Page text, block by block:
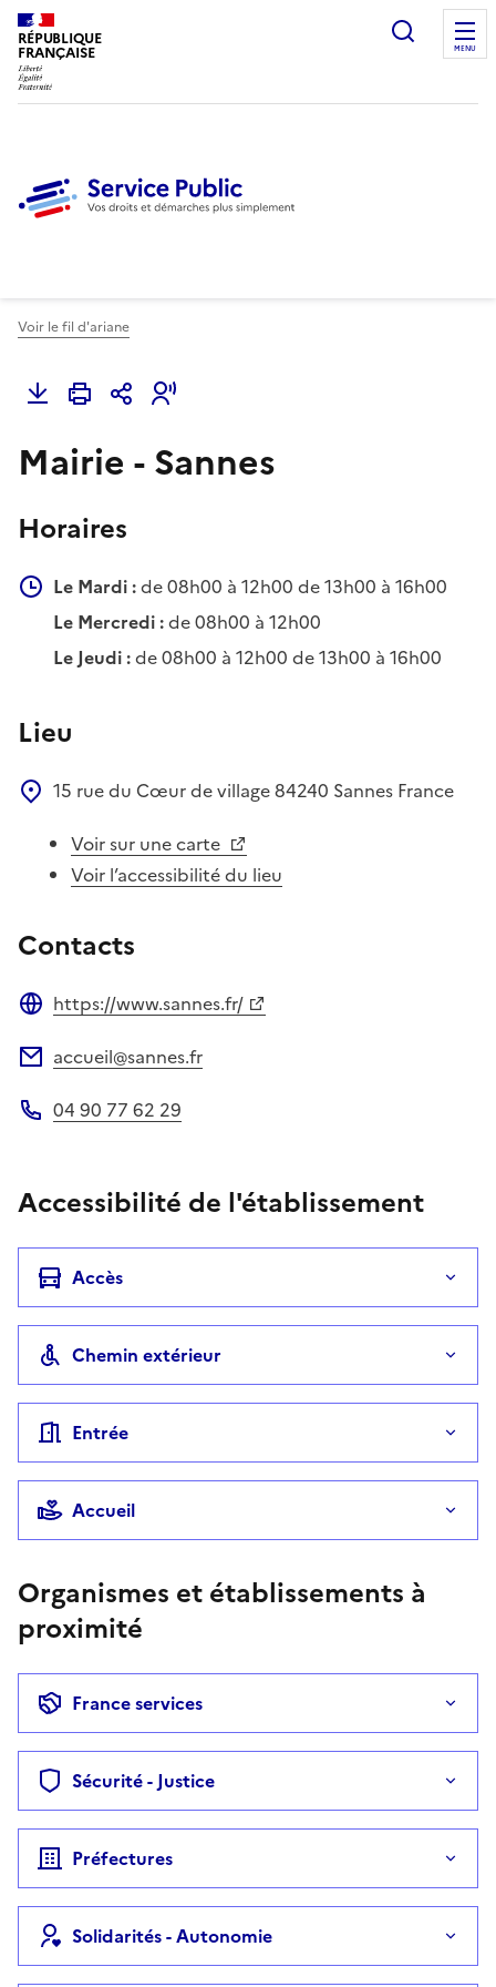
RÉPUBLIQUE
FRANÇAISE
Ouvrir
MENU
Voir le fil d'ariane
Mairie - Sannes
Horaires
Le Mardi :de 08h00 à 12h00 de 13h00 à 16h00
Le Mercredi :de 08h00 à 12h00
Le Jeudi :de 08h00 à 12h00 de 13h00 à 16h00
Lieu
15 rue du Cœur de village84240 Sannes France
Voir sur une carte
Voir l’accessibilité du lieu
Contacts
https://www.sannes.fr/
accueil@sannes.fr
04 90 77 62 29
Accessibilité de l'établissement
Accès
Chemin extérieur
Entrée
Accueil
Organismes et établissements à
proximité
France services
Sécurité - Justice
Préfectures
Solidarités - Autonomie